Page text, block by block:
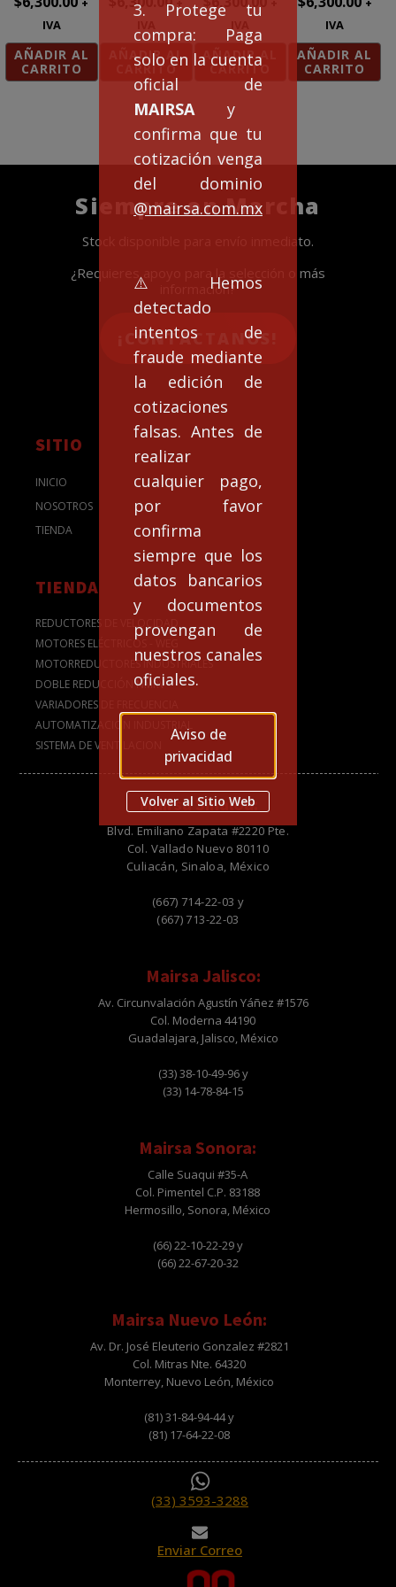
3. Protege tu
compra: Paga
solo en la cuenta
oficial de
MAIRSA y
confirma que tu
cotización venga
del dominio
@mairsa.com.mx
⚠️Hemos
detectado
intentos de
fraude mediante
la edición de
cotizaciones
falsas. Antes de
realizar
cualquier pago,
por favor
confirma
siempre que los
datos bancarios
y documentos
provengan de
nuestros canales
oficiales.
Aviso de
privacidad
Volver al Sitio Web
IVA
AÑADIR AL
CARRITO
AÑADIR AL
CARRITO
AÑADIR AL
CARRITO
IVA
AÑADIR AL
CARRITO
Siempre en Marcha
Stock disponible para envío inmediato.
¿Requieres apoyo para la selección o más
información?
¡CONTACTANOS!
SITIO
INICIO
NOSOTROS
TIENDA
TIENDA
REDUCTORES DE VELOCIDAD
MOTORES ELÉCTRICOS - WEG
MOTORREDUCTORES INDUSTRIALES
DOBLE REDUCCIÓN NMRV
VARIADORES DE FRECUENCIA
AUTOMATIZACION INDUSTRIAL
SISTEMA DE VENTILACION
Mairsa Sinaloa:
Blvd. Emiliano Zapata #2220 Pte.
Col. Vallado Nuevo 80110
Culiacán, Sinaloa, México
(667) 714-22-03 y
(667) 713-22-03
Mairsa Jalisco:
Av. Circunvalación Agustín Yáñez #1576
Col. Moderna 44190
Guadalajara, Jalisco, México
(33) 38-10-49-96 y
(33) 14-78-84-15
Mairsa Sonora:
Calle Suaqui #35-A
Col. Pimentel C.P. 83188
Hermosillo, Sonora, México
(66) 22-10-22-29 y
(66) 22-67-20-32
Mairsa Nuevo León:
Av. Dr. José Eleuterio Gonzalez #2821
Col. Mitras Nte. 64320
Monterrey, Nuevo León, México
(81) 31-84-94-44 y
(81) 17-64-22-08
(33) 3593-3288
Enviar Correo